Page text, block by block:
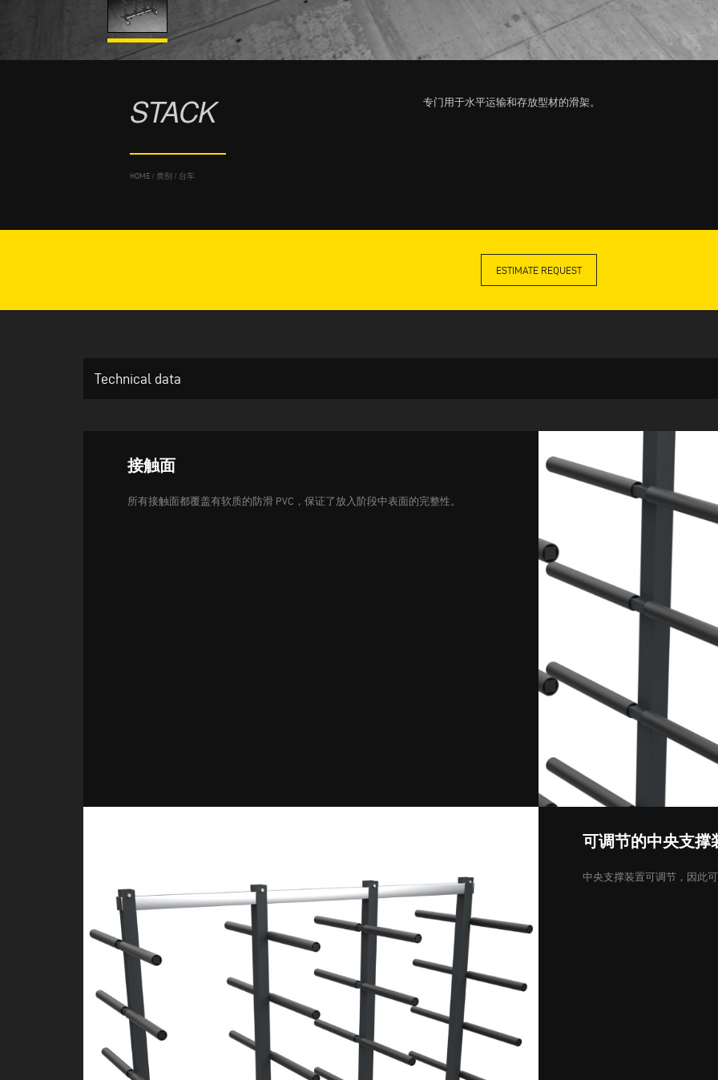
STACK
HOME/ 类别 / 台车
专门用于水平运输和存放型材的滑架。
ESTIMATE REQUEST
Technical data
接触面
所有接触面都覆盖有软质的防滑 PVC，保证了放入阶段中表面的完整性。
可调节的中央支撑
中央支撑装置可调节，因此